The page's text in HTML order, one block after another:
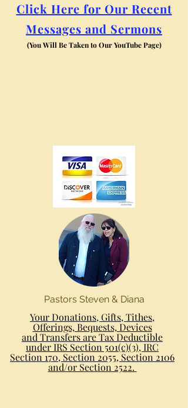
Click Here for Our Recent
Messages and Sermons
(You Will Be Taken to Our YouTube Page)
Pastors Steven & Diana
Your Donations, Gifts, Tithes,
Offerings, Bequests, Devices
and Transfers are Tax Deductible
under IRS Section 501(c)(3), IRC
Section 170, Section 2055, Section 2106
and/or Section 2522.